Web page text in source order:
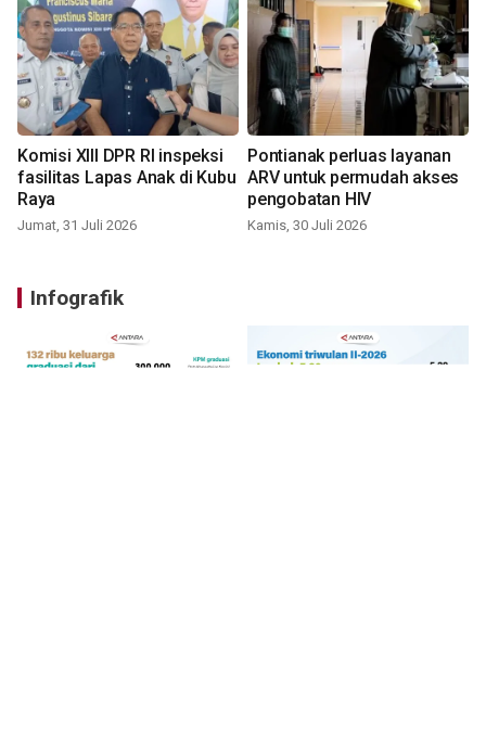
Komisi XIII DPR RI inspeksi
fasilitas Lapas Anak di Kubu
Raya
Jumat, 31 Juli 2026
Pontianak perluas layanan
ARV untuk permudah akses
pengobatan HIV
Kamis, 30 Juli 2026
Infografik